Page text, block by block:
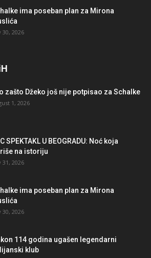
ima poseban plan za Mirona
30, 2026
zašto Džeko još nije potpisao za Schalke
1, 2026
SPEKTAKL U BEOGRADU: Noć koja
na istoriju
31, 2026
ima poseban plan za Mirona
30, 2026
114 godina ugašen legendarni
klub